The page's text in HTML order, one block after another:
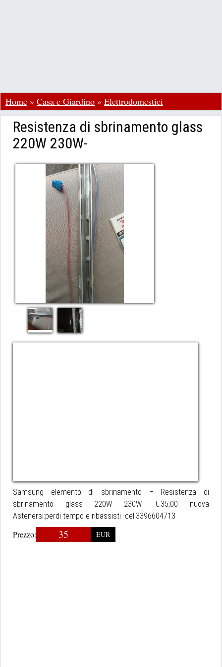
Home » Casa e Giardino » Elettrodomestici
Resistenza di sbrinamento glass
220W 230W-
Samsung elemento di sbrinamento – Resistenza di
sbrinamento glass 220W 230W- €.35,00 nuova
Astenersi:perdi tempo e ribassisti -cel.3396604713
Prezzo: 35 EUR